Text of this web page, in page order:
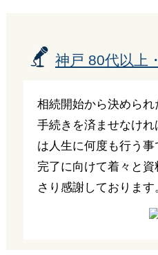
神戸 80代以上
相続開始から決めら
手続きを済ませなけ
は人生に何度も行う
完了に向けて着々と
さり感謝しております